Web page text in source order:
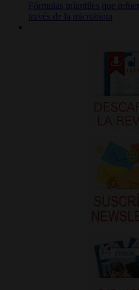
Fórmulas infantiles que
través de la microbiota